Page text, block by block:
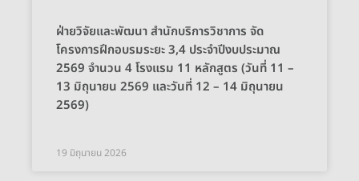
ฝ่ายวิจัยและพัฒนา สำนักบริการวิชาการ จัด
โครงการฝึกอบรมระยะ 3,4 ประจำปีงบประมาณ
2569 จำนวน 4 โรงแรม 11 หลักสูตร (วันที่ 11 –
13 มิถุนายน 2569 และวันที่ 12 – 14 มิถุนายน
2569)
19 มิถุนายน 2026